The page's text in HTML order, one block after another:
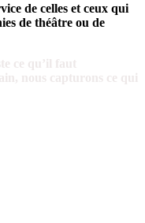
de celles et ceux qui
de théâtre ou de